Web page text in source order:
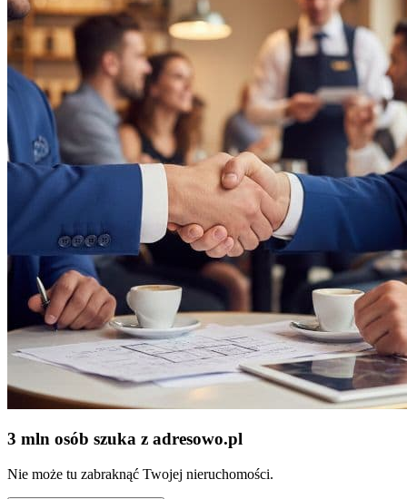
3 mln osób szuka z adresowo.pl
Nie może tu zabraknąć Twojej nieruchomości.